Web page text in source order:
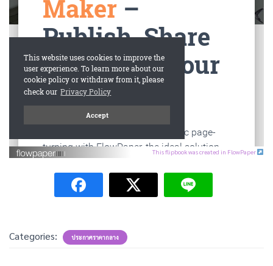
This flipbook was created in FlowPaper
Categories: ประกาศราคากลาง